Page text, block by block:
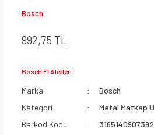
Bosch
992,75 TL
Bosch El Aletleri
Marka
Bosch
Kategori
Metal Matkap
Barkod Kodu
3165140907392